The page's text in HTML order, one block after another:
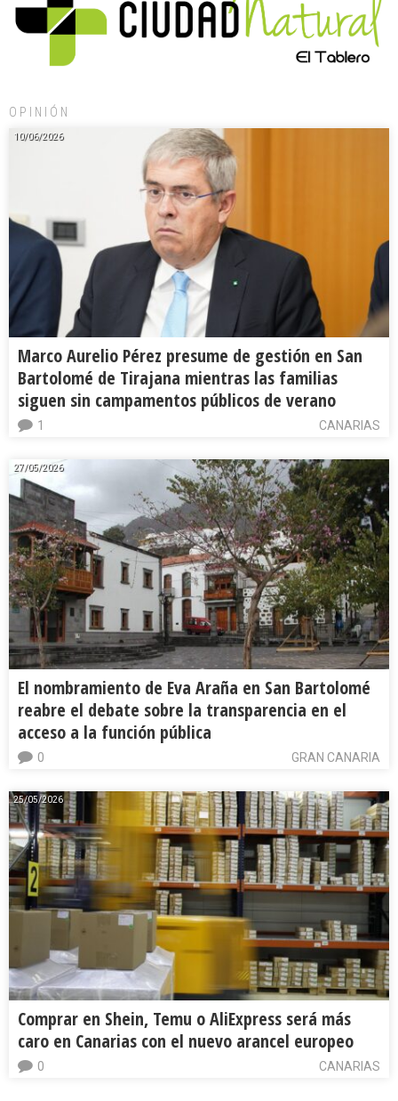
OPINIÓN
10/06/2026
Marco Aurelio Pérez presume de gestión en San
Bartolomé de Tirajana mientras las familias
siguen sin campamentos públicos de verano
CANARIAS
1
27/05/2026
El nombramiento de Eva Araña en San Bartolomé
reabre el debate sobre la transparencia en el
acceso a la función pública
GRAN CANARIA
0
25/05/2026
Comprar en Shein, Temu o AliExpress será más
caro en Canarias con el nuevo arancel europeo
CANARIAS
0